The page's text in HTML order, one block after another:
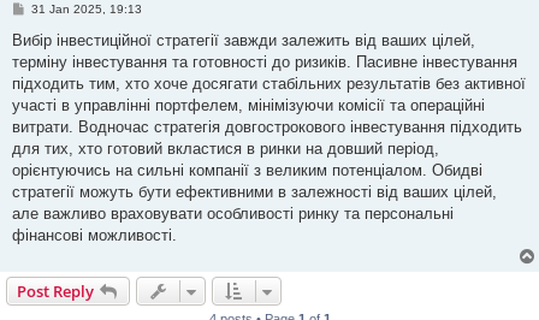
P
s
31 Jan 2025, 19:13
Вибір інвестиційної стратегії завжди залежить від ваших цілей,
терміну інвестування та готовності до ризиків. Пасивне інвестування
підходить тим, хто хоче досягати стабільних результатів без активної
участі в управлінні портфелем, мінімізуючи комісії та операційні
витрати. Водночас стратегія довгострокового інвестування підходить
для тих, хто готовий вкластися в ринки на довший період,
орієнтуючись на сильні компанії з великим потенціалом. Обидві
стратегії можуть бути ефективними в залежності від ваших цілей,
але важливо враховувати особливості ринку та персональні
фінансові можливості.
Post Reply